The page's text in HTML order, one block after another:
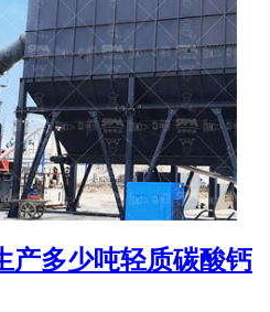
产多少吨轻质碳酸钙